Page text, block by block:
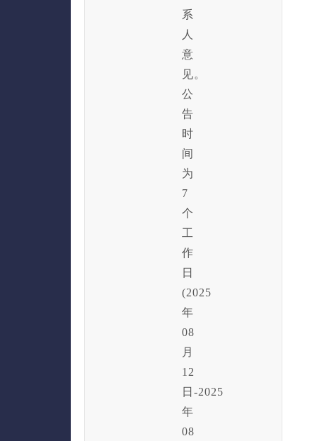
系
人
意
见。
公
告
时
间
为
7
个
工
作
日
(2025
年
08
月
12
日-2025
年
08